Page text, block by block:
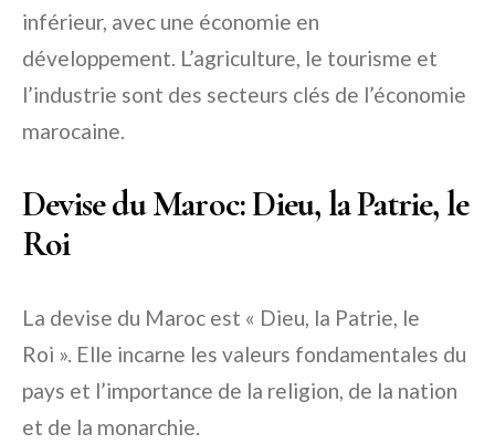
inférieur, avec une économie en
développement. L’agriculture, le tourisme et
l’industrie sont des secteurs clés de l’économie
marocaine.
Devise du Maroc: Dieu, la Patrie, le
Roi
La devise du Maroc est « Dieu, la Patrie, le
Roi ». Elle incarne les valeurs fondamentales du
pays et l’importance de la religion, de la nation
et de la monarchie.